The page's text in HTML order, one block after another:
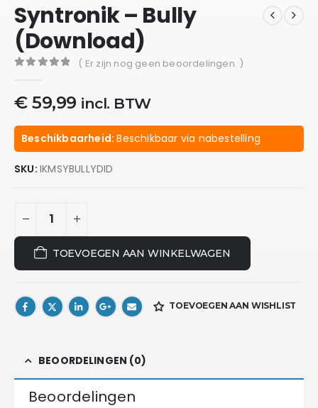
Syntronik – Bully
(Download)
( Er zijn nog geen beoordelingen. )
€59,99 incl. BTW
Beschikbaarheid:Beschikbaar via nabestelling
SKU: IKMSYBULLYDID
TOEVOEGEN AAN WINKELWAGEN
TOEVOEGEN AAN WISHLIST
BEOORDELINGEN (0)
Beoordelingen